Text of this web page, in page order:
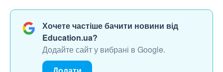
Хочете частіше бачити новини від
Education.ua?
Додайте сайт у вибрані в Google.